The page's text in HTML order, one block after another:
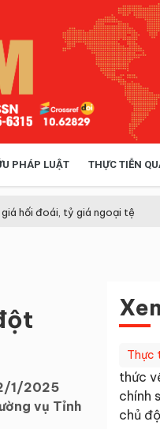
PHÁP LUẬT THỰC TIỄN
hối đoái, tỷ giá ngoại tệ
1/2025
vụ Tỉnh
Thực
thức
chính
chủ